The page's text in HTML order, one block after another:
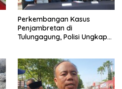
Perkembangan Kasus
Penjambretan di
Tulungagung, Polisi Ungkap